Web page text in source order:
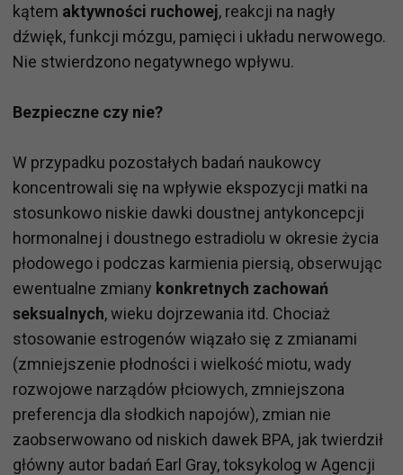
kątem aktywności ruchowej, reakcji na nagły
dźwięk, funkcji mózgu, pamięci i układu nerwowego.
Nie stwierdzono negatywnego wpływu.
Bezpieczne czy nie?
W przypadku pozostałych badań naukowcy
koncentrowali się na wpływie ekspozycji matki na
stosunkowo niskie dawki doustnej antykoncepcji
hormonalnej i doustnego estradiolu w okresie życia
płodowego i podczas karmienia piersią, obserwując
ewentualne zmiany konkretnych zachowań
seksualnych, wieku dojrzewania itd. Chociaż
stosowanie estrogenów wiązało się z zmianami
(zmniejszenie płodności i wielkość miotu, wady
rozwojowe narządów płciowych, zmniejszona
preferencja dla słodkich napojów), zmian nie
zaobserwowano od niskich dawek BPA, jak twierdził
główny autor badań Earl Gray, toksykolog w Agencji